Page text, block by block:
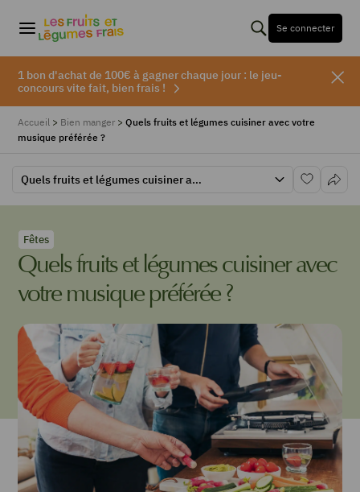
Se connecter
1 bon d'achat de 100€ à gagner chaque jour : le jeu-
concours vite fait, bien frais !
Accueil > Bien manger > Quels fruits et légumes cuisiner avec votre
musique préférée ?
Quels fruits et légumes cuisiner avec votre musique préférée ?
Fêtes
Quels fruits et légumes cuisiner avec
votre musique préférée ?